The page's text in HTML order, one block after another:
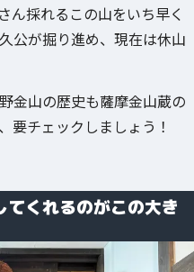
ん採れるこの山をいち早く
公が掘り進め、現在は休山
金山の歴史も薩摩金山蔵の
要チェックしましょう！
くれるのがこの大き